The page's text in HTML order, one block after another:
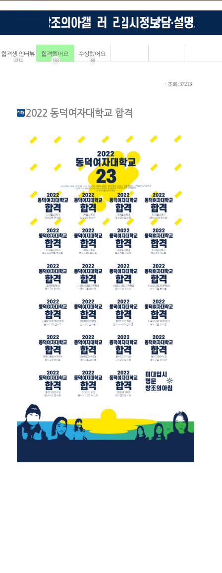
합격생 인터뷰
4114
합격했어요
183
수상했어요
68
ㆍ조회: 37213
2022 동덕여자대학교 합격